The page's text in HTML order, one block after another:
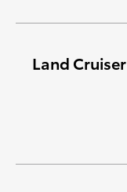
Land Cruiser